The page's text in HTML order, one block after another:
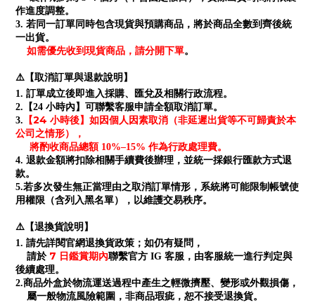
作進度調整。
3. 若同一訂單同時包含現貨與預購商品，將於商品全數到齊後統
一出貨。
如需優先收到現貨商品，請分開下單。
⚠️【取消訂單與退款說明】
1. 訂單成立後即進入採購、匯兌及相關行政流程。
2.【24 小時內】可聯繫客服申請全額取消訂單。
3.
【24 小時後】如因個人因素取消（非延遲出貨等不可歸責於本
公司之情形），
將酌收商品總額 10%–15% 作為行政處理費。
4. 退款金額將扣除相關手續費後辦理，並統一採銀行匯款方式退
款。
5.若多次發生無正當理由之取消訂單情形，系統將可能限制帳號使
用權限（含列入黑名單），以維護交易秩序。
⚠️【退換貨說明】
1. 請先詳閱官網退換貨政策；如仍有疑問，
請於 7 日鑑賞期內聯繫官方 IG 客服，由客服統一進行判定與
後續處理。
2.商品外盒於物流運送過程中產生之輕微擠壓、變形或外觀損傷，
屬一般物流風險範圍，非商品瑕疵，恕不接受退換貨。